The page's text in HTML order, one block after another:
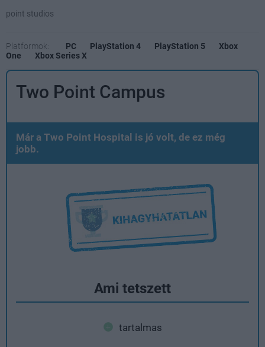
point studios
Platformok: PC PlayStation 4 PlayStation 5
Xbox
One
Xbox Series X
Two Point Campus
Már a Two Point Hospital is jó volt, de ez még
jobb.
Ami tetszett
tartalmas